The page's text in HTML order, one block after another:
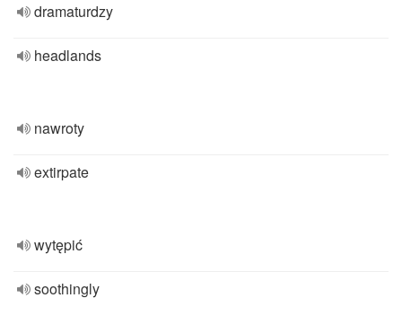
dramaturdzy
headlands
nawroty
extirpate
wytępić
soothingly